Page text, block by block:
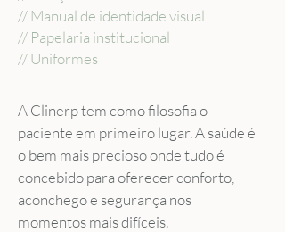
// Manual de identidade visual
// Papelaria institucional
// Uniformes
A Clinerp tem como filosofia o
paciente em primeiro lugar. A saúde é
o bem mais precioso onde tudo é
concebido para oferecer conforto,
aconchego e segurança nos
momentos mais difíceis.